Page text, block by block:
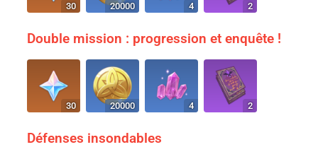
30 20000 4 2
Double mission : progression et enquête !
30 20000 4 2
Défenses insondables